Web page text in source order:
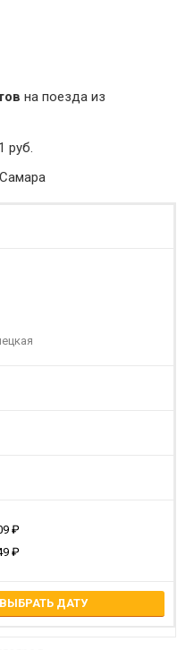
на поезда из
руб.
ВЫБРАТЬ ДАТУ